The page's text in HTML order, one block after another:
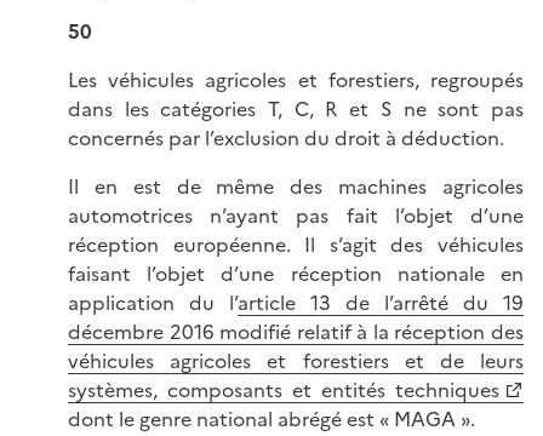
50
Les véhicules agricoles et forestiers, regroupés
dans les catégories T, C, R et S ne sont pas
concernés par l’exclusion du droit à déduction.
Il en est de même des machines agricoles
automotrices n’ayant pas fait l’objet d’une
réception européenne. Il s’agit des véhicules
faisant l’objet d’une réception nationale en
application du l’article 13 de l’arrêté du 19
décembre 2016 modifié relatif à la réception des
véhicules agricoles et forestiers et de leurs
systèmes, composants et entités techniques
dont le genre national abrégé est « MAGA ».